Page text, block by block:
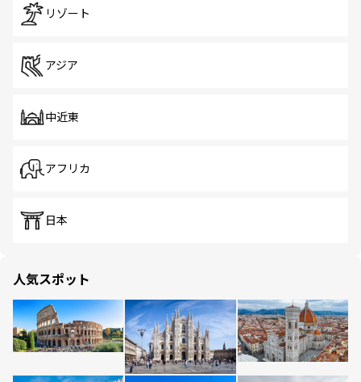
リゾート
アジア
中近東
アフリカ
日本
人気スポット